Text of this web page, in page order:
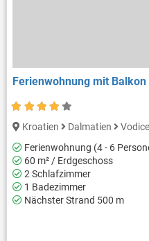
Ferienwohnung mit Balkon
Kroatien Dalmatien
Vodice
Ferienwohnung (4 - 6
60 m² / Erdgeschoss
2 Schlafzimmer
1 Badezimmer
Nächster Strand 500 m